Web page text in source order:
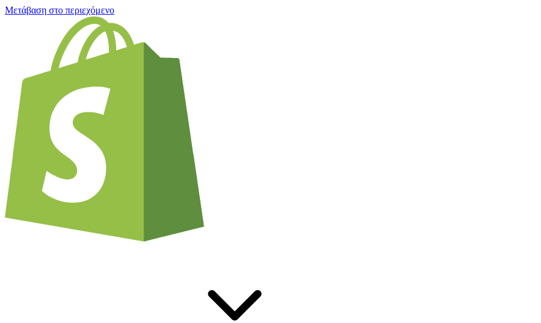
Μετάβαση στο περιεχόμενο